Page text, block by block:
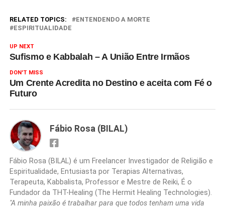
RELATED TOPICS:
ENTENDENDO A MORTE
ESPIRITUALIDADE
UP NEXT
Sufismo e Kabbalah – A União Entre Irmãos
DON'T MISS
Um Crente Acredita no Destino e aceita com Fé o
Futuro
Fábio Rosa (BILAL)
Fábio Rosa (BILAL) é um Freelancer Investigador de Religião e
Espiritualidade, Entusiasta por Terapias Alternativas,
Terapeuta, Kabbalista, Professor e Mestre de Reiki, É o
Fundador da THT-Healing (The Hermit Healing Technologies).
"A minha paixão é trabalhar para que todos tenham uma vida